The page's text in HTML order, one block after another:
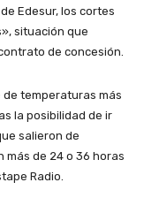
Edesur, los cortes
situación que
de concesión.
de temperaturas más
la posibilidad de ir
salieron de
más de 24 o 36 horas
Radio.